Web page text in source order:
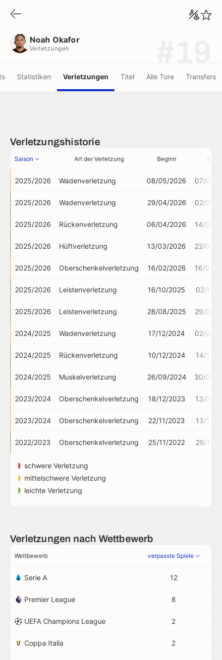
Noah Okafor
Verletzungen
Statistiken Verletzungen Titel Alle Tore Transfers
Verletzungshistorie
Saison Art der Verletzung Beginn Ende
2025/2026 Wadenverletzung 08/05/2026 07/06/
2025/2026 Wadenverletzung 29/04/2026 02/05/
2025/2026 Rückenverletzung 06/04/2026 14/04/
2025/2026 Hüftverletzung 13/03/2026 22/03/
2025/2026 Oberschenkelverletzung 16/02/2026 16/03/
2025/2026 Leistenverletzung 16/10/2025 02/11/
2025/2026 Leistenverletzung 28/08/2025 29/08/
2024/2025 Wadenverletzung 17/12/2024 02/03/
2024/2025 Rückenverletzung 10/12/2024 14/12/
2024/2025 Muskelverletzung 26/09/2024 30/09/
2023/2024 Oberschenkelverletzung 18/12/2023 13/01/
2023/2024 Oberschenkelverletzung 22/11/2023 13/12/
2022/2023 Oberschenkelverletzung 25/11/2022 29/11/
schwere Verletzung
mittelschwere Verletzung
leichte Verletzung
Verletzungen nach Wettbewerb
Wettbewerb verpasste Spiele
Serie A 12
Premier League 8
UEFA Champions League 2
Coppa Italia 2